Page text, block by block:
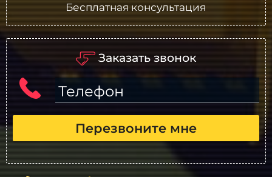
Бесплатная консультация
Заказать звонок
Телефон
Перезвоните мне